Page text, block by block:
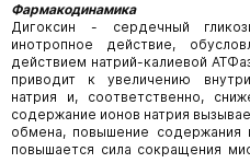
Фармакодинамика
Дигоксин - сердечный
инотропное действие,
действием натрий-калиевой
приводит к увеличению
натрия и, соответственно,
содержание ионов натрия
обмена, повышение содержания
повышается сила сокращения